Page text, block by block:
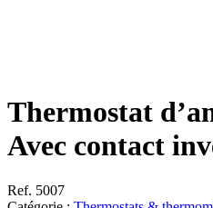
Thermostat
Avec contact
Ref. 5007